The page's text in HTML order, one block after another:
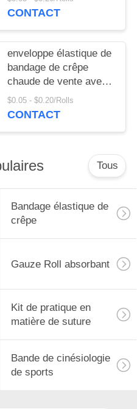
CONTACT
enveloppe élastique de
bandage de crêpe
chaude de vente avec
le beige de fermeture
de crochet
$0.05 - $0.20/Rolls
CONTACT
Tous
Bandage élastique de
crêpe
Gauze Roll absorbant
Kit de pratique en
matière de suture
Bande de cinésiologie
de sports